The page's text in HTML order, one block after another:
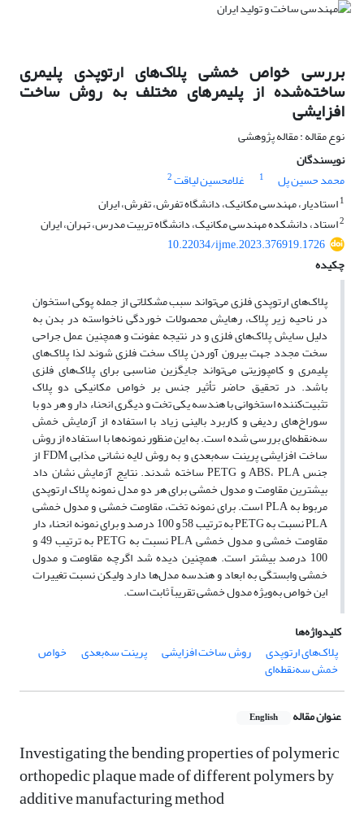
بررسی خواص خمشی پلاک‌های ارتوپدی پلیمری
ساخته‌شده از پلیمرهای مختلف به روش ساخت
افزایشی
نوع مقاله : مقاله پژوهشی
نویسندگان
محمد حسین پل
1 غلامحسین لیاقت2
1استادیار، مهندسی مکانیک، دانشگاه تفرش، تفرش، ایران
2استاد، دانشکده مهندسی مکانیک، دانشگاه تربیت مدرس، تهران، ایران
10.22034/ijme.2023.376919.1726
چکیده
پلاک‌های ارتوپدی فلزی می‌تواند سبب مشکلاتی از جمله پوکی استخوان
در ناحیه زیر پلاک، رهایش محصولات خوردگی ناخواسته در بدن به
دلیل سایش پلاک‌های فلزی و در نتیجه عفونت و همچنین عمل جراحی
سخت مجدد جهت بیرون آوردن پلاک سخت فلزی شوند لذا پلاک‌­های
پلیمری و کامپوزیتی می‌تواند جایگزین مناسبی برای پلاک­‌های فلزی
باشد. در تحقیق حاضر تأثیر جنس بر خواص مکانیکی دو پلاک
تثبیت‌کننده استخوانی با هندسه یکی تخت و دیگری انحناء دار و هر دو با
سوراخ‌های ردیفی و کاربرد بالینی زیاد با استفاده از آزمایش خمش
سه‌نقطه‌ای بررسی شده است. به این منظور نمونه‌ها با استفاده از روش
ساخت افزایشی پرینت سه‌بعدی و به روش لایه نشانی مذابی FDM از
جنس ABS، PLA و PETG ساخته شدند. نتایج آزمایش نشان داد
بیشترین مقاومت و مدول خمشی برای هر دو مدل نمونه پلاک ارتوپدی
مربوط به PLA است. برای نمونه تخت، مقاومت خمشی و مدول خمشی
PLA نسبت به PETG به ترتیب 58 و 100 درصد و برای نمونه انحناء دار
مقاومت خمشی و مدول خمشی PLA نسبت به PETG به ترتیب 49 و
100 درصد بیشتر است. همچنین دیده شد اگرچه مقاومت و مدول
خمشی وابستگی به ابعاد و هندسه مدل­‌ها دارد ولیکن نسبت تغییرات
این خواص به‌­ویژه مدول خمشی تقریباً ثابت است.
کلیدواژه‌ها
پلاک‌های ارتوپدی
روش ساخت افزایشی پرینت سه‌بعدی خواص
خمش سه‌نقطه‌ای
عنوان مقاله English
Investigating the bending properties of polymeric
orthopedic plaque made of different polymers by
additive manufacturing method